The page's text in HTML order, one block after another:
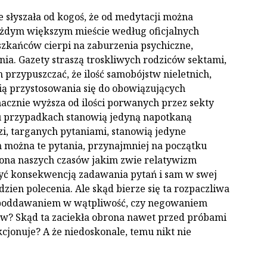
od kogoś, że od medytacji można
większym mieście według oficjalnych
cierpi na zaburzenia psychiczne,
Gazety straszą troskliwych rodziców sektami,
że ilość samobójstw nieletnich,
przystosowania się do obowiązujących
wyższa od ilości porwanych przez sekty
stanowią jedyną napotkaną
targanych pytaniami, stanowią jedyne
te pytania, przynajmniej na początku
naszych czasów jakim zwie relatywizm
konsekwencją zadawania pytań i sam w swej
polecenia. Ale skąd bierze się ta rozpaczliwa
w wątpliwość, czy negowaniem
Skąd ta zaciekła obrona nawet przed próbami
A że niedoskonale, temu nikt nie